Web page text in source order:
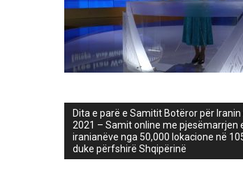
Dita e parë e Samitit Botëror për Iranin
2021 – Samit online me pjesëmarrjen
iranianëve nga 50,000 lokacione në
duke përfshirë Shqipërinë